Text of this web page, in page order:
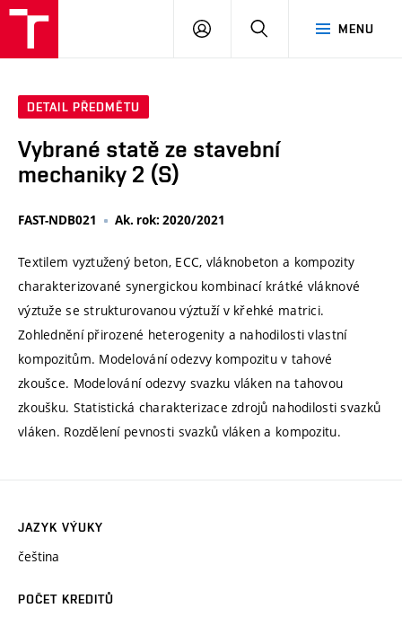
MENU
PŘIHLÁSIT
DETAIL PŘEDMĚTU
Vybrané statě ze stavební
mechaniky 2 (S)
FAST-NDB021 Ak. rok: 2020/2021
Textilem vyztužený beton, ECC, vláknobeton a kompozity
charakterizované synergickou kombinací krátké vláknové
výztuže se strukturovanou výztuží v křehké matrici.
Zohlednění přirozené heterogenity a nahodilosti vlastní
kompozitům. Modelování odezvy kompozitu v tahové
zkoušce. Modelování odezvy svazku vláken na tahovou
zkoušku. Statistická charakterizace zdrojů nahodilosti svazků
vláken. Rozdělení pevnosti svazků vláken a kompozitu.
JAZYK VÝUKY
čeština
POČET KREDITŮ